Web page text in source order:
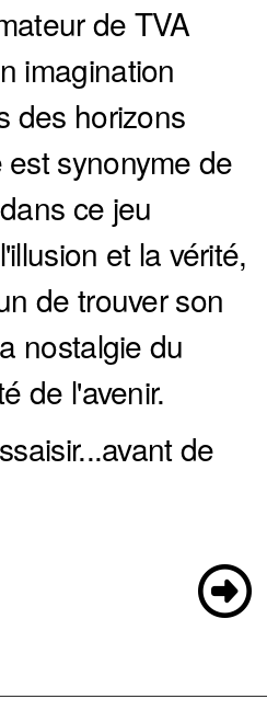
de TVA
imagination
des horizons
synonyme de
ce jeu
et la vérité,
de trouver son
nostalgie du
de l'avenir.
de